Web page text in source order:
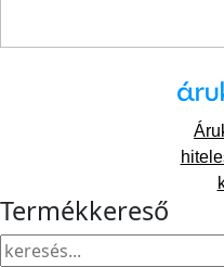
Termékkereső